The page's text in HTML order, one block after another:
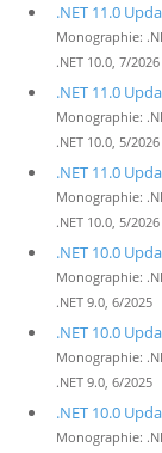
.NET 11.0
Monographie:
.NET 10.0, 7/2026
.NET 11.0
Monographie:
.NET 10.0, 5/2026
.NET 11.0
Monographie:
.NET 10.0, 5/2026
.NET 10.0
Monographie:
.NET 9.0, 6/2025
.NET 10.0
Monographie:
.NET 9.0, 6/2025
.NET 10.0
Monographie: